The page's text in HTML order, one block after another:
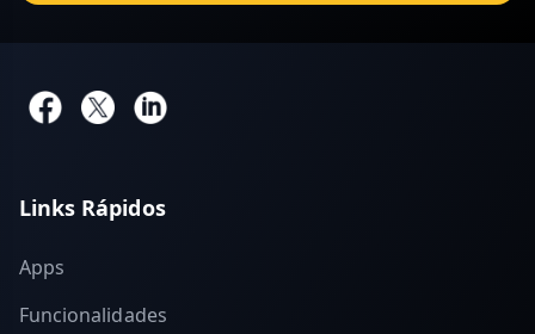
Links Rápidos
Apps
Funcionalidades